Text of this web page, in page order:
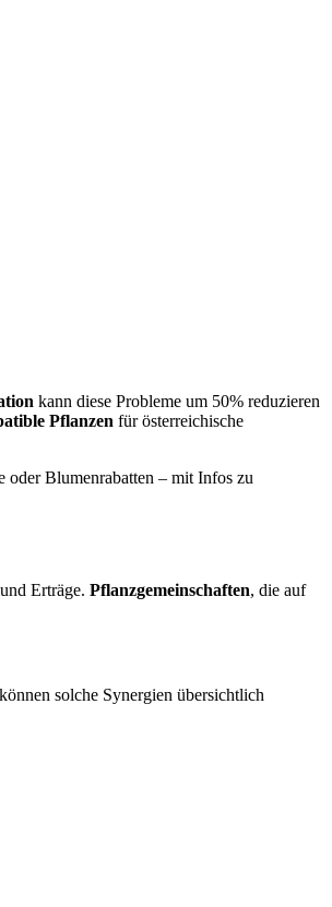
kann diese Probleme um 50% reduzieren
Pflanzen für österreichische
oder Blumenrabatten – mit Infos zu
Erträge. Pflanzgemeinschaften, die auf
solche Synergien übersichtlich